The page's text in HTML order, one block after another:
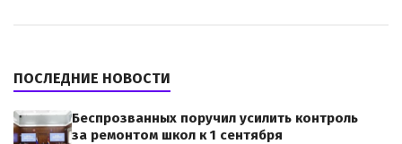
ПОСЛЕДНИЕ НОВОСТИ
Беспрозванных поручил усилить контроль
за ремонтом школ к 1 сентября